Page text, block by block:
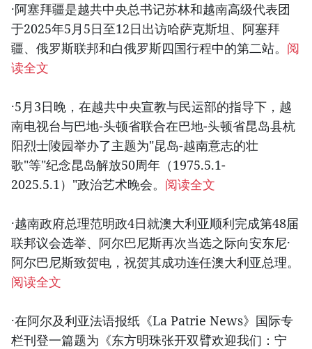
·阿塞拜疆是越共中央总书记苏林和越南高级代表团
于2025年5月5日至12日出访哈萨克斯坦、阿塞拜
疆、俄罗斯联邦和白俄罗斯四国行程中的第二站。 阅
读全文
·5月3日晚，在越共中央宣教与民运部的指导下，越
南电视台与巴地-头顿省联合在巴地-头顿省昆岛县杭
阳烈士陵园举办了主题为"昆岛-越南意志的壮
歌"等"纪念昆岛解放50周年（1975.5.1-
2025.5.1）"政治艺术晚会。 阅读全文
·越南政府总理范明政4日就澳大利亚顺利完成第48届
联邦议会选举、阿尔巴尼斯再次当选之际向安东尼·
阿尔巴尼斯致贺电，祝贺其成功连任澳大利亚总理。
阅读全文
·在阿尔及利亚法语报纸《La Patrie News》国际专
栏刊登一篇题为《东方明珠张开双臂欢迎我们：宁